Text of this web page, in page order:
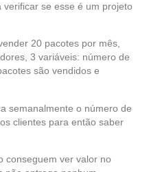
se esse é um projeto
20 pacotes por mês,
3 variáveis: número de
são vendidos e
semanalmente o número de
clientes para então saber
conseguem ver valor no